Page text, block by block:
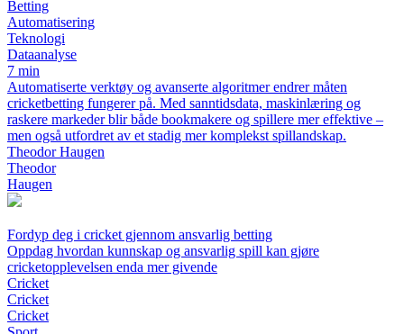
Betting
Automatisering
Teknologi
Dataanalyse
7 min
Automatiserte verktøy og avanserte algoritmer endrer måten
cricketbetting fungerer på. Med sanntidsdata, maskinlæring og
raskere markeder blir både bookmakere og spillere mer effektive –
men også utfordret av et stadig mer komplekst spillandskap.
Theodor Haugen
Theodor
Haugen
Fordyp deg i cricket gjennom ansvarlig betting
Oppdag hvordan kunnskap og ansvarlig spill kan gjøre
cricketopplevelsen enda mer givende
Cricket
Cricket
Cricket